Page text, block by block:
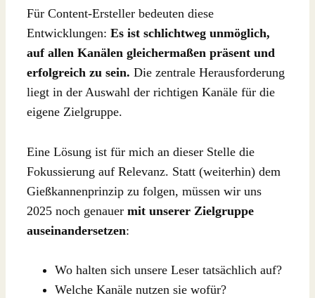
Für Content-Ersteller bedeuten diese
Entwicklungen: Es ist schlichtweg unmöglich,
auf allen Kanälen gleichermaßen präsent und
erfolgreich zu sein. Die zentrale Herausforderung
liegt in der Auswahl der richtigen Kanäle für die
eigene Zielgruppe.
Eine Lösung ist für mich an dieser Stelle die
Fokussierung auf Relevanz. Statt (weiterhin) dem
Gießkannenprinzip zu folgen, müssen wir uns
2025 noch genauer mit unserer Zielgruppe
auseinandersetzen:
Wo halten sich unsere Leser tatsächlich auf?
Welche Kanäle nutzen sie wofür?